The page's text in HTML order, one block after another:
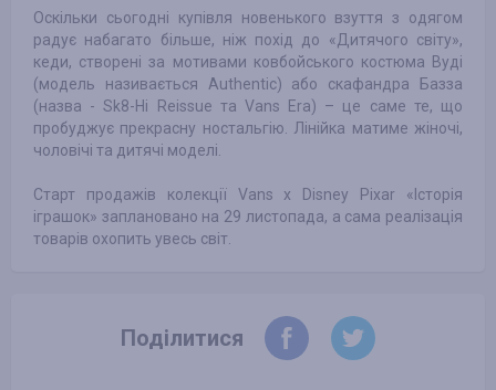
Оскільки сьогодні купівля новенького взуття з одягом
радує набагато більше, ніж похід до «Дитячого світу»,
кеди, створені за мотивами ковбойського костюма Вуді
(модель називається Authentic) або скафандра Базза
(назва - Sk8-Hi Reissue та Vans Era) – це саме те, що
пробуджує прекрасну ностальгію. Лінійка матиме жіночі,
чоловічі та дитячі моделі.
Старт продажів колекції Vans x Disney Pixar «Історія
іграшок» заплановано на 29 листопада, а сама реалізація
товарів охопить увесь світ.
Поділитися